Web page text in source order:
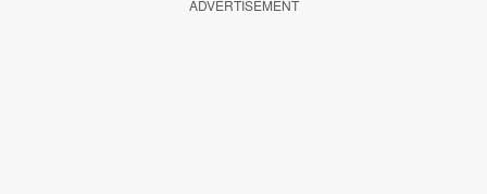
ADVERTISEMENT